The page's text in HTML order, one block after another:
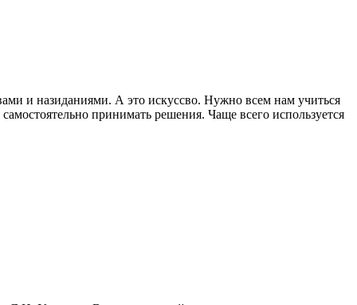
и назиданиями. А это искуссво. Нужно всем нам учиться
принимать решения. Чаще всего используется